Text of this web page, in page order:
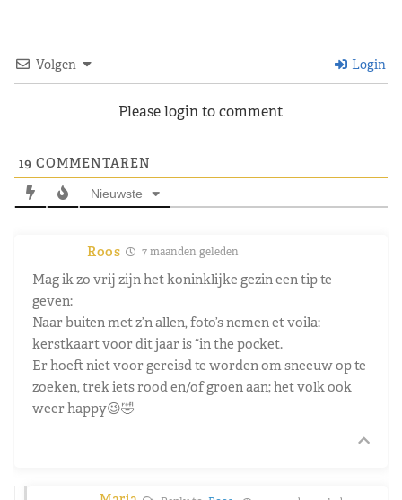
Volgen Login
Please login to comment
19 COMMENTAREN
Nieuwste
Roos 7 maanden geleden
Mag ik zo vrij zijn het koninklijke gezin een tip te
geven:
Naar buiten met z’n allen, foto’s nemen et voila:
kerstkaart voor dit jaar is “in the pocket.
Er hoeft niet voor gereisd te worden om sneeuw op te
zoeken, trek iets rood en/of groen aan; het volk ook
weer happy😉🤣